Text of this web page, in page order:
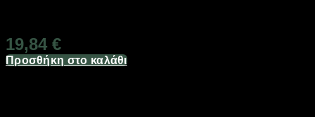
19,84 €
Προσθήκη στο καλάθι